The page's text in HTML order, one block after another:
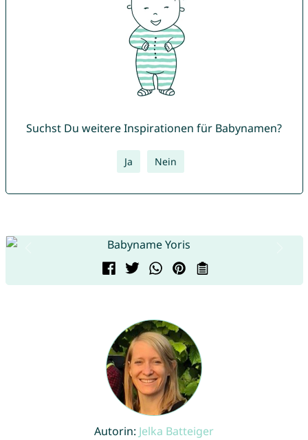
Suchst Du weitere Inspirationen für Babynamen?
Ja Nein
Autorin: Jelka Batteiger